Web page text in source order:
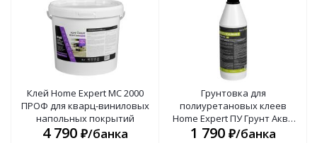
Клей Home Expert МС 2000
ПРОФ для кварц-виниловых
напольных покрытий
4 790 ₽/банка
Грунтовка для
полиуретановых клеев
Home Expert ПУ Грунт Аква
Стоп
1 790 ₽/банка